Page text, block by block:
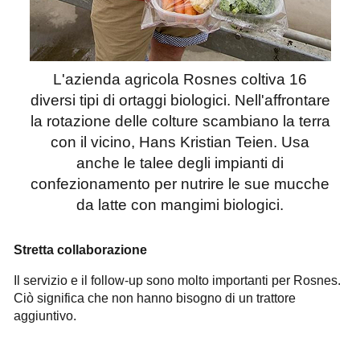
L'azienda agricola Rosnes coltiva 16
diversi tipi di ortaggi biologici. Nell'affrontare
la rotazione delle colture scambiano la terra
con il vicino, Hans Kristian Teien. Usa
anche le talee degli impianti di
confezionamento per nutrire le sue mucche
da latte con mangimi biologici.
Stretta collaborazione
Il servizio e il follow-up sono molto importanti per Rosnes.
Ciò significa che non hanno bisogno di un trattore
aggiuntivo.